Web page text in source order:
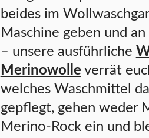
beides im
Maschine geben und
– unsere ausführliche
Merinowolle verrät
welches Waschmittel
gepflegt, gehen weder
Merino-Rock ein und